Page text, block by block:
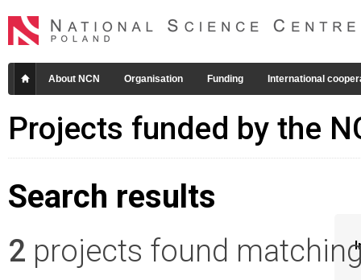
About NCN Organisation Funding International
Projects funded by the
Search results
2 projects found